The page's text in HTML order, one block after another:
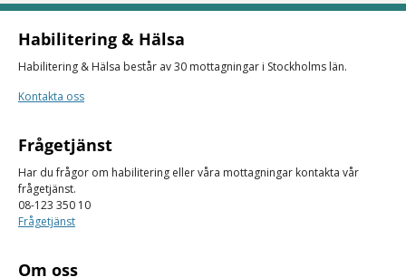
Habilitering & Hälsa
Habilitering & Hälsa består av 30 mottagningar i Stockholms län.
Kontakta oss
Frågetjänst
Har du frågor om habilitering eller våra mottagningar kontakta vår
frågetjänst.
08-123 350 10
Frågetjänst
Om oss